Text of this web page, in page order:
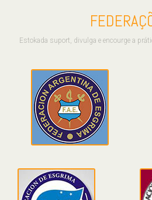
Estokada suport, divulga e encourge a